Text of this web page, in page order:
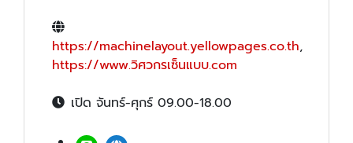
https://machinelayout.yellowpages.co.th,
https://www.วิศวกรเซ็นแบบ.com
เปิด จันทร์-ศุกร์ 09.00-18.00